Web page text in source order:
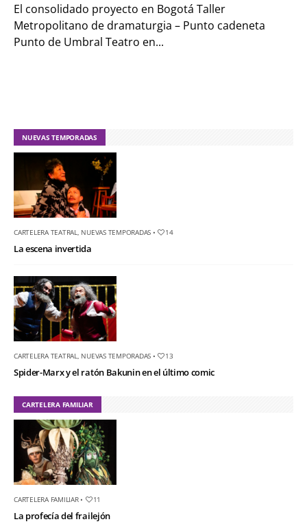
El consolidado proyecto en Bogotá Taller
Metropolitano de dramaturgia – Punto cadeneta
Punto de Umbral Teatro en...
NUEVAS TEMPORADAS
CARTELERA TEATRAL NUEVAS TEMPORADAS • 14
La escena invertida
CARTELERA TEATRAL NUEVAS TEMPORADAS • 13
Spider-Marx y el ratón Bakunin en el último comic
CARTELERA FAMILIAR
CARTELERA FAMILIAR• 11
La profecía del frailejón